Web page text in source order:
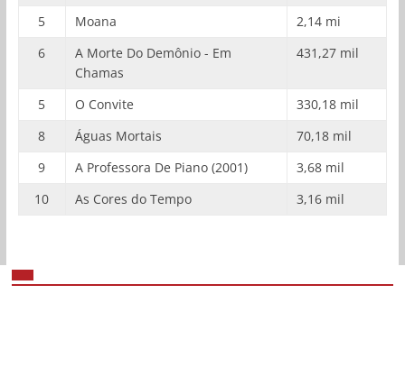
5
Moana
2,14 mi
6
A Morte Do Demônio - Em
Chamas
431,27 mil
5 O Convite
330,18 mil
8
Águas Mortais
70,18 mil
9
A Professora De Piano (2001)
3,68 mil
10
As Cores do Tempo 3,16 mil